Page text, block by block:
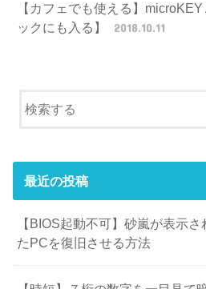
【カフェでも使える】
ックにも入る】
2018.10.11
最近の投稿
【BIOS起動不可】砂嵐が表示
たPCを復旧させる方法